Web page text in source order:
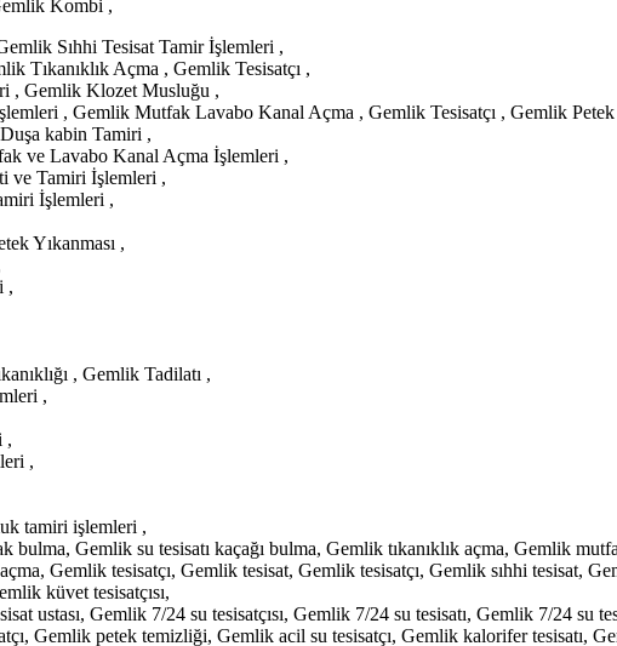
Kombi ,
Sıhhi Tesisat Tamir İşlemleri ,
Tıkanıklık Açma , Gemlik Tesisatçı ,
, Gemlik Klozet Musluğu ,
, Gemlik Mutfak Lavabo Kanal Açma , Gemlik Tesisatçı , Gemlik
kabin Tamiri ,
ve Lavabo Kanal Açma İşlemleri ,
ve Tamiri İşlemleri ,
İşlemleri ,
Yıkanması ,
,
, Gemlik Tadilatı ,
,
,
,
tamiri işlemleri ,
Gemlik su tesisatı kaçağı bulma, Gemlik tıkanıklık açma, Gemlik
Gemlik tesisatçı, Gemlik tesisat, Gemlik tesisatçı, Gemlik sıhhi tesisat,
küvet tesisatçısı,
ustası, Gemlik 7/24 su tesisatçısı, Gemlik 7/24 su tesisatı, Gemlik 7/24
Gemlik petek temizliği, Gemlik acil su tesisatçı, Gemlik kalorifer tesisatı,